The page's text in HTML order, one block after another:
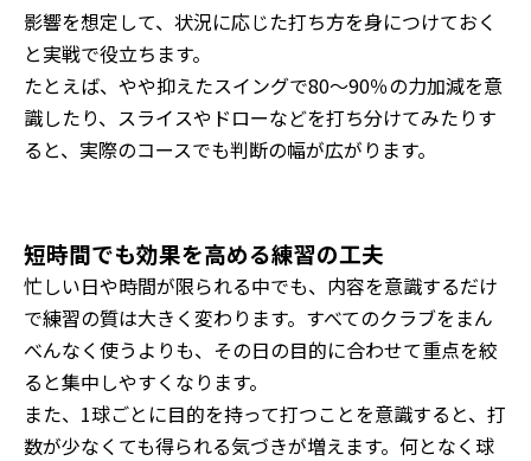
影響を想定して、状況に応じた打ち方を身につけておく
と実戦で役立ちます。
たとえば、やや抑えたスイングで80〜90％の力加減を意
識したり、スライスやドローなどを打ち分けてみたりす
ると、実際のコースでも判断の幅が広がります。
短時間でも効果を高める練習の工夫
忙しい日や時間が限られる中でも、内容を意識するだけ
で練習の質は大きく変わります。すべてのクラブをまん
べんなく使うよりも、その日の目的に合わせて重点を絞
ると集中しやすくなります。
また、1球ごとに目的を持って打つことを意識すると、打
数が少なくても得られる気づきが増えます。何となく球